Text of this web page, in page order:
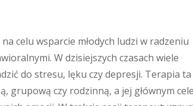
celu wsparcie młodych ludzi w radzeniu
W dzisiejszych czasach wiele
do stresu, lęku czy depresji. Terapia ta
grupową czy rodzinną, a jej głównym